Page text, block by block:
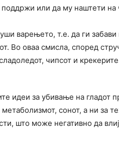
или да му наштети на
варењето, т.е. да ги
Во оваа смисла, според
чипсот и
идеи за убивање на гладот
сонот, а ни за
што може негативно да